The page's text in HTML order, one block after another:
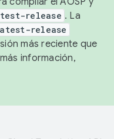
release . La
release
más reciente que
información,